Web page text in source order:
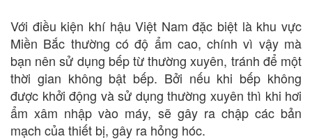
Với điều kiện khí hậu Việt Nam đặc biệt là khu vực
Miền Bắc thường có độ ẩm cao, chính vì vậy mà
bạn nên sử dụng bếp từ thường xuyên, tránh để một
thời gian không bật bếp. Bởi nếu khi bếp không
được khởi động và sử dụng thường xuyên thì khi hơi
ẩm xâm nhập vào máy, sẽ gây ra chập các bản
mạch của thiết bị, gây ra hỏng hóc.